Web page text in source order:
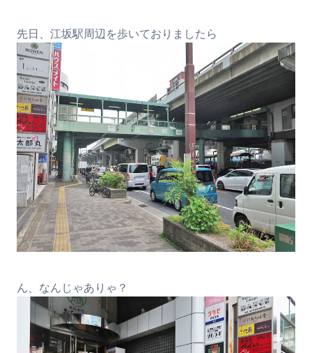
先日、江坂駅周辺を歩いておりましたら
ん、なんじゃありゃ？